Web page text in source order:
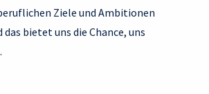
Ziele und Ambitionen
bietet uns die Chance, uns